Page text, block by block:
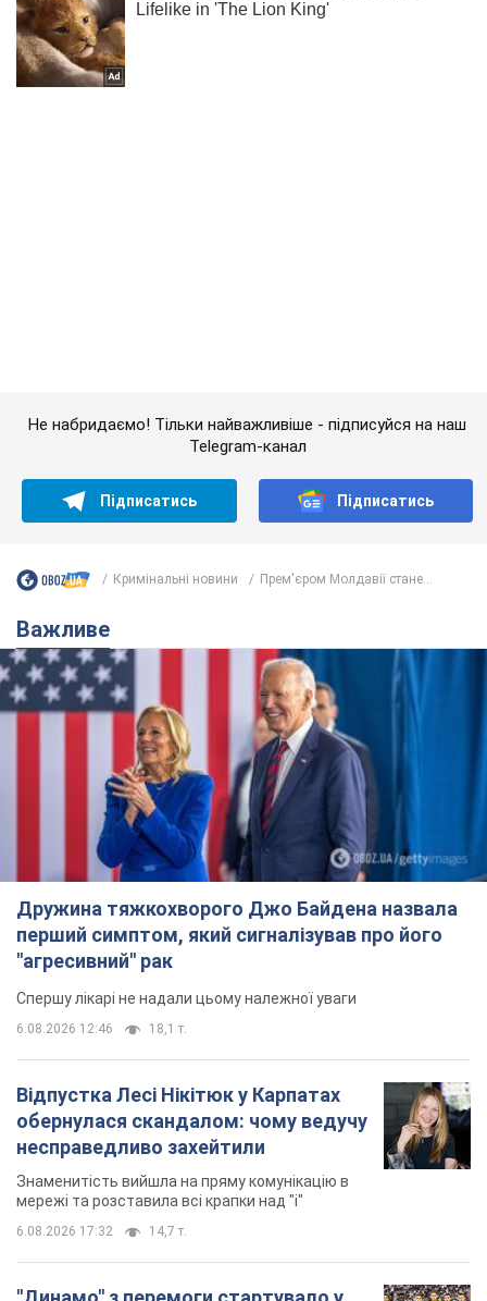
перший симптом, який сигналізував про його
"агресивний" рак
Спершу лікарі не надали цьому належної уваги
18,1 т.
Відпустка Лесі Нікітюк у Карпатах
обернулася скандалом: чому ведучу
несправедливо захейтили
Знаменитість вийшла на пряму комунікацію в
мережі та розставила всі крапки над "і"
6.08.2026 17:32 14,7 т.
"Динамо" з перемоги стартувало у
кваліфікації Ліги конференцій. Відео
10 годин тому 3,0 т.